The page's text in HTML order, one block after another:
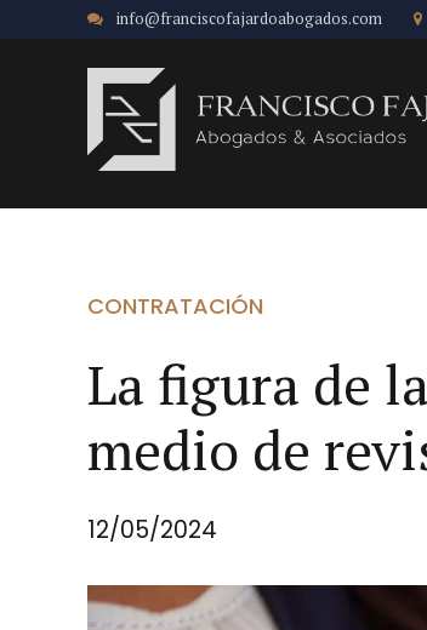
info@franciscofajardoabogados.com
CONTRATACIÓN
La figura de
medio de
12/05/2024